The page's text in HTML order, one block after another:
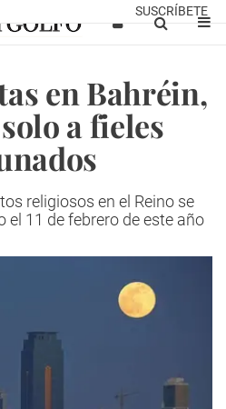
SUSCRÍBETE
en Bahréin,
a fieles
religiosos en el Reino se
el 11 de febrero de este año